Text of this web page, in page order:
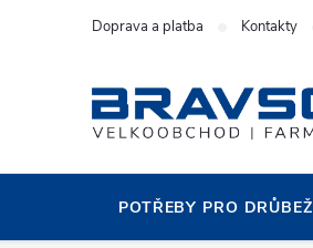
Doprava a platba Kontakty
POTŘEBY PRO DRŮBEŽ